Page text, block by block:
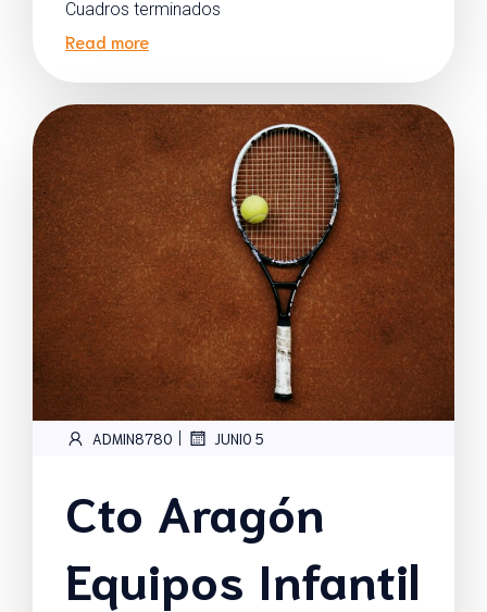
Cuadros terminados
Read more
ADMIN8780 | JUNIO 5
Cto Aragón
Equipos Infantil